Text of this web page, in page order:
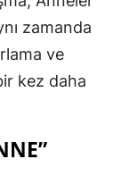
zamanda
ve
kez daha